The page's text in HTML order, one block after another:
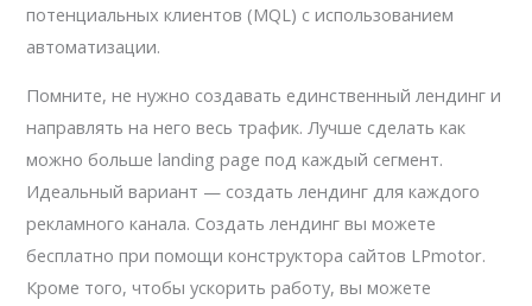
потенциальных клиентов (MQL) с использованием
автоматизации.
Помните, не нужно создавать единственный лендинг и
направлять на него весь трафик. Лучше сделать как
можно больше landing page под каждый сегмент.
Идеальный вариант — создать лендинг для каждого
рекламного канала. Создать лендинг вы можете
бесплатно при помощи конструктора сайтов LPmotor.
Кроме того, чтобы ускорить работу, вы можете